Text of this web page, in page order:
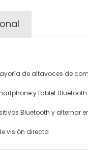
de altavoces de
y tablet
Bluetooth y
visión directa